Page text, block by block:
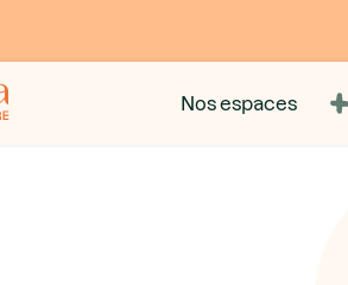
Nos espaces